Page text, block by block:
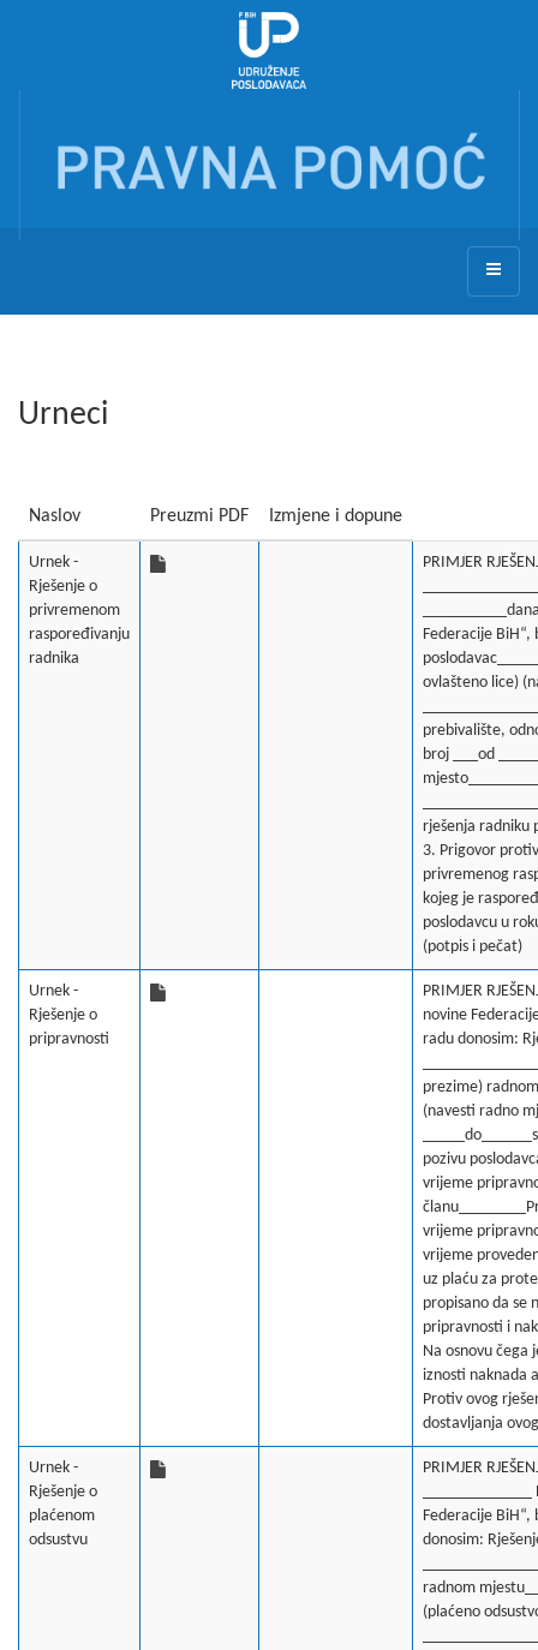
Urneci
Naslov Preuzmi PDF Izmjene i dopune
Urnek -
Rješenje o
privremenom
raspoređivanju
radnika
PRIMJER
Federacije
ovlašteno lice)
prebivalište,
broj ___od
rješenja radniku
3. Prigovor
privremenog
kojeg je
poslodavcu u
(potpis i pečat)
Urnek -
Rješenje o
pripravnosti
PRIMJER
novine
radu donosim:
prezime)
(navesti radno
pozivu
vrijeme
vrijeme
vrijeme
uz plaću za
propisano da se
pripravnosti i
Na osnovu čega
iznosti naknada
Protiv ovog
dostavljanja
Urnek -
Rješenje o
plaćenom
odsustvu
PRIMJER
Federacije
donosim:
radnom
(plaćeno